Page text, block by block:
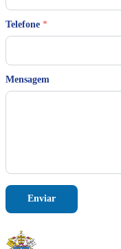
Telefone *
E
m
i
*
Mensagem
Enviar